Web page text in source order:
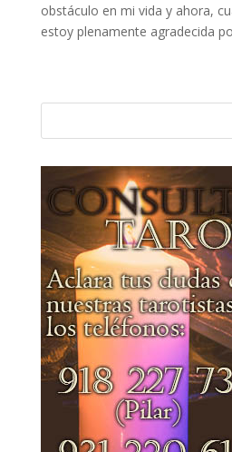
obstáculo en mi vida y ahora,
estoy plenamente agradecida